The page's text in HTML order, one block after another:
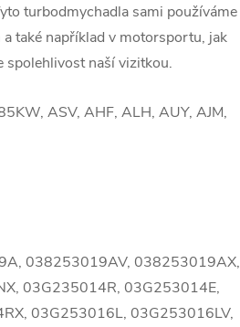
turbodmychadla sami používáme
také například v motorsportu, jak
spolehlivost naší vizitkou.
ASV, AHF, ALH, AUY, AJM,
038253019AV, 038253019AX,
03G235014R, 03G253014E,
03G253016L, 03G253016LV,